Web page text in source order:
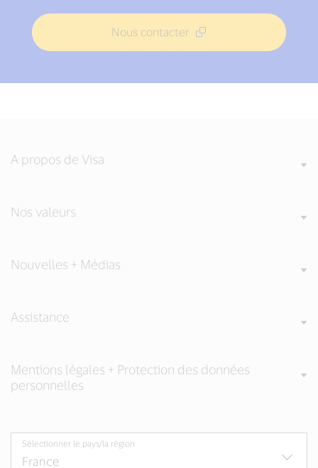
Nous contacter
A propos de Visa
Nos valeurs
Nouvelles + Médias
Assistance
Mentions légales + Protection des données
personnelles
Sélectionner le pays/la région